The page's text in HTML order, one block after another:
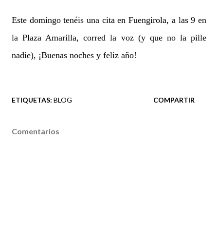
Este domingo tenéis una cita en Fuengirola, a las 9 en
la Plaza Amarilla, corred la voz (y que no la pille
nadie), ¡Buenas noches y feliz año!
ETIQUETAS: BLOG COMPARTIR
Comentarios